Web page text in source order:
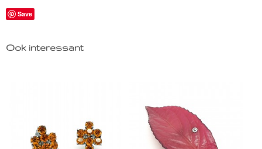
Save
Ook interessant